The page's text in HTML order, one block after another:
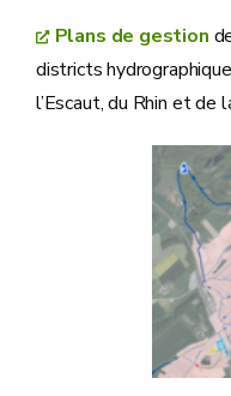
Plans de gestion
districts
l’Escaut, du Rhin et de